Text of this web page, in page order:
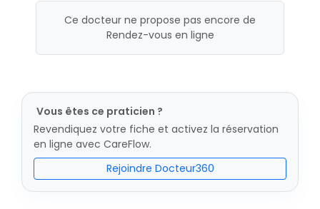
Ce docteur ne propose pas encore de
Rendez-vous en ligne
Vous êtes ce praticien ?
Revendiquez votre fiche et activez la réservation
en ligne avec CareFlow.
Rejoindre Docteur360